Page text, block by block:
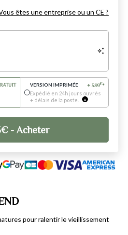
êtes une entreprise ou un CE ?
VERSION IMPRIMÉE + 5.99€*
Expédié en 24h jours ouvrés
+ délais de la poste.
€- Acheter
pour ralentir le vieillissement